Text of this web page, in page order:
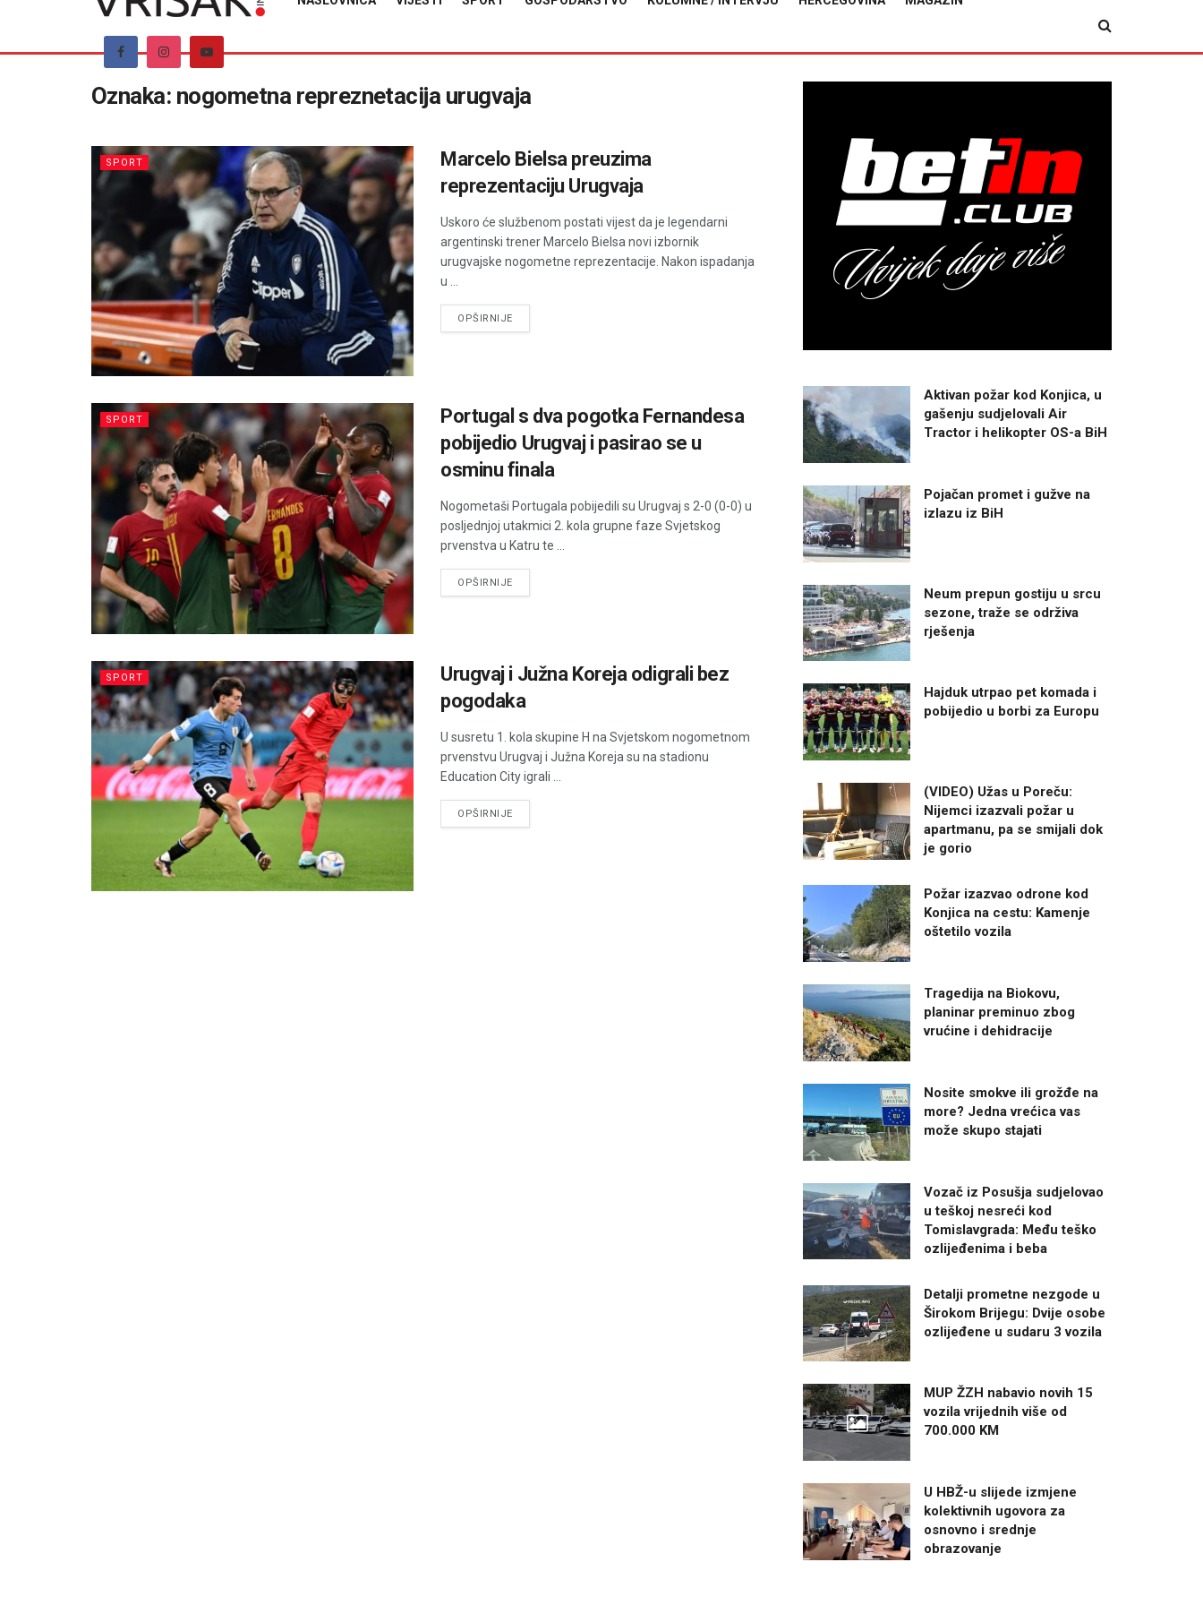
Oznaka: nogometna repreznetacija urugvaja
SPORT
Marcelo Bielsa preuzima
reprezentaciju Urugvaja
Uskoro će službenom postati vijest da je legendarni
argentinski trener Marcelo Bielsa novi izbornik
urugvajske nogometne reprezentacije. Nakon ispadanja
u ...
OPŠIRNIJEDETAILS
SPORT
Portugal s dva pogotka Fernandesa
pobijedio Urugvaj i pasirao se u
osminu finala
Nogometaši Portugala pobijedili su Urugvaj s 2-0 (0-0) u
posljednjoj utakmici 2. kola grupne faze Svjetskog
prvenstva u Katru te ...
OPŠIRNIJEDETAILS
SPORT
Urugvaj i Južna Koreja odigrali bez
pogodaka
U susretu 1. kola skupine H na Svjetskom nogometnom
prvenstvu Urugvaj i Južna Koreja su na stadionu
Education City igrali ...
OPŠIRNIJEDETAILS
Aktivan požar kod Konjica, u
gašenju sudjelovali Air
Tractor i helikopter OS-a BiH
Pojačan promet i gužve na
izlazu iz BiH
Neum prepun gostiju u srcu
sezone, traže se održiva
rješenja
Hajduk utrpao pet komada i
pobijedio u borbi za Europu
(VIDEO) Užas u Poreču:
Nijemci izazvali požar u
apartmanu, pa se smijali dok
je gorio
Požar izazvao odrone kod
Konjica na cestu: Kamenje
oštetilo vozila
Tragedija na Biokovu,
planinar preminuo zbog
vrućine i dehidracije
Nosite smokve ili grožđe na
more? Jedna vrećica vas
može skupo stajati
Vozač iz Posušja sudjelovao
u teškoj nesreći kod
Tomislavgrada: Među teško
ozlijeđenima i beba
Detalji prometne nezgode u
Širokom Brijegu: Dvije osobe
ozlijeđene u sudaru 3 vozila
MUP ŽZH nabavio novih 15
vozila vrijednih više od
700.000 KM
U HBŽ-u slijede izmjene
kolektivnih ugovora za
osnovno i srednje
obrazovanje